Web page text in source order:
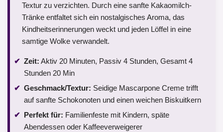
Textur zu verzichten. Durch eine sanfte Kakaomilch-
Tränke entfaltet sich ein nostalgisches Aroma, das
Kindheitserinnerungen weckt und jeden Löffel in eine
samtige Wolke verwandelt.
Zeit: Aktiv 20 Minuten, Passiv 4 Stunden, Gesamt 4
Stunden 20 Min
Geschmack/Textur: Seidige Mascarpone Creme trifft
auf sanfte Schokonoten und einen weichen Biskuitkern
Perfekt für: Familienfeste mit Kindern, späte
Abendessen oder Kaffeeverweigerer